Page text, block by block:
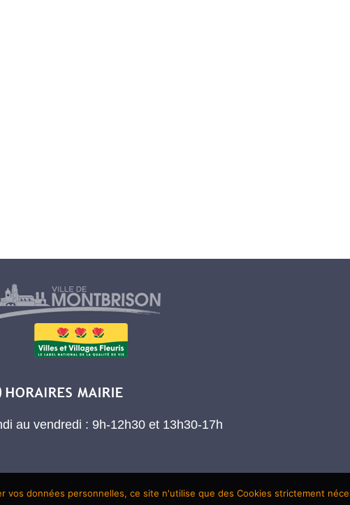
au vendredi : 9h-12h30 et 13h30-17h
vos données personnelles, ce site n'utilise que des Cookies strictement